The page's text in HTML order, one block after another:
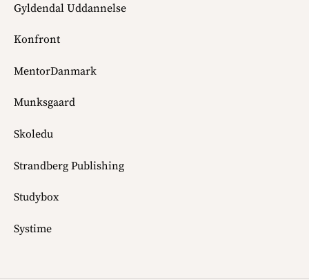
Gyldendal Uddannelse
Konfront
MentorDanmark
Munksgaard
Skoledu
Strandberg Publishing
Studybox
Systime